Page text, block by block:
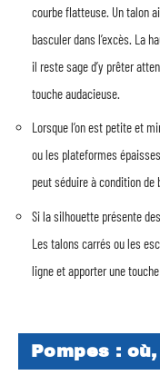
courbe flatteuse. Un talon
basculer dans l’excès. La
il reste sage d’y prêter
touche audacieuse.
Lorsque l’on est petite et
ou les plateformes
peut séduire à condition
Si la silhouette présente
Les talons carrés ou les
ligne et apporter une
Pompes :